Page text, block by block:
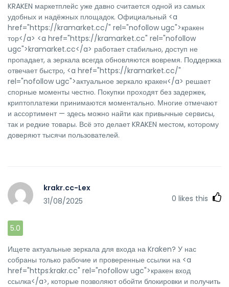
KRAKEN маркетплейс уже давно считается одной из самых
удобных и надёжных площадок. Официальный <a
href="https://kramarket.cc/" rel="nofollow ugc">кракен
тор</a> <a href="https://kramarket.cc" rel="nofollow
ugc">kramarket.cc</a> работает стабильно, доступ не
пропадает, а зеркала всегда обновляются вовремя. Поддержка
отвечает быстро, <a href="https://kramarket.cc/"
rel="nofollow ugc">актуальное зеркало кракен</a> решает
спорные моменты честно. Покупки проходят без задержек,
криптоплатежи принимаются моментально. Многие отмечают
и ассортимент — здесь можно найти как привычные сервисы,
так и редкие товары. Всё это делает KRAKEN местом, которому
доверяют тысячи пользователей.
krakr.cc-Lex
31/08/2025
0 likes this
5.0
Ищете актуальные зеркала для входа на Kraken? У нас
собраны только рабочие и проверенные ссылки на <a
href="https:krakr.cc" rel="nofollow ugc">кракен вход
ссылка</a>, которые позволяют обойти блокировки и получить